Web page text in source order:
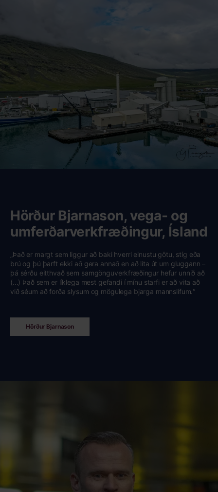
Hörður Bjarnason, vega- og
umferðarverkfræðingur, Ísland
„Það er margt sem liggur að baki hverri einustu götu, stíg eða
brú og þú þarft ekki að gera annað en að líta út um gluggann –
þá sérðu eitthvað sem samgönguverkfræðingur hefur unnið að
(...) Það sem er líklega mest gefandi í mínu starfi er að vita að
við séum að forða slysum og mögulega bjarga mannslífum.“
Hörður Bjarnason